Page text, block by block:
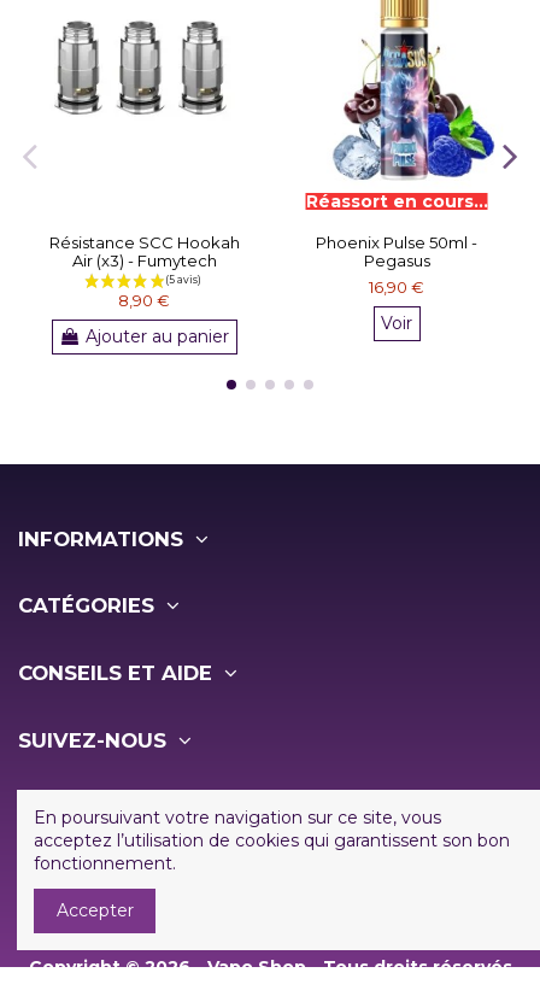
Résistance SCC Hookah
Air (x3) - Fumytech
8,90 €
Ajouter au panier
Phoenix Pulse 50ml -
Pegasus
16,90 €
Voir
INFORMATIONS
CATÉGORIES
CONSEILS ET AIDE
SUIVEZ-NOUS
NEWSLETTER
Copyright ©2026 - Vapo Shop - Tous droits réservés
En poursuivant votre navigation sur ce site, vous
acceptez l’utilisation de cookies qui garantissent son bon
fonctionnement.
Accepter